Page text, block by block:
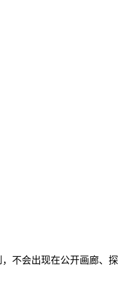
不会出现在公开画廊、探